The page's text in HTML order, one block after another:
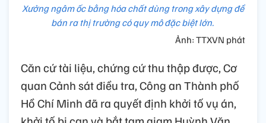
Xưởng ngâm ốc bằng hóa chất dùng trong xây dựng để
bán ra thị trường có quy mô đặc biệt lớn.
Ảnh: TTXVN phát
Căn cứ tài liệu, chứng cứ thu thập được, Cơ
quan Cảnh sát điều tra, Công an Thành phố
Hồ Chí Minh đã ra quyết định khởi tố vụ án,